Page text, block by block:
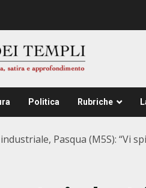
Politica Rubriche
Pasqua (M5S): “Vi